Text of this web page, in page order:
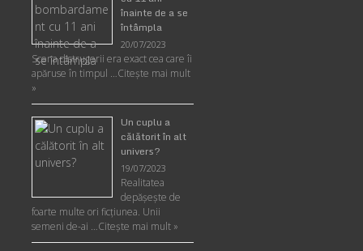
înainte de a se
întâmpla
20/07/2023
Scena distrugerii era exact cea care îi
apăruse în timpul …Citește mai mult
»
Un cuplu a
călătorit în alt
univers?
19/07/2023
Realitatea
depăşeşte de
foarte multe ori ficţiunea. Unii
semeni de-ai …Citește mai mult »